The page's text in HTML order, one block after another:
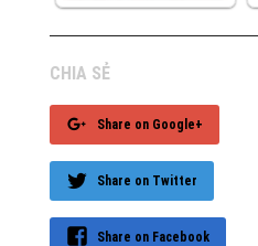
CHIA SẺ
Share on Google+
Share on Twitter
Share on Facebook